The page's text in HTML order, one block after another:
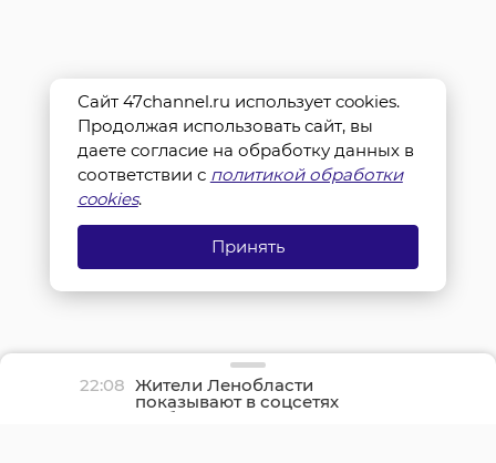
22:08 Жители Ленобласти
показывают в соцсетях
грибные трофеи
Сайт 47channel.ru использует cookies.
Продолжая использовать сайт, вы
даете согласие на обработку данных в
соответствии с политикой обработки
cookies.
Принять